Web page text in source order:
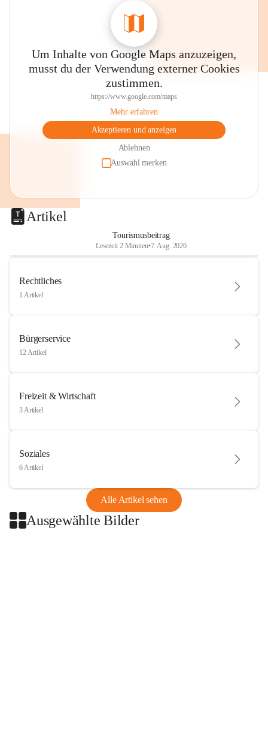
Um Inhalte von Google Maps anzuzeigen,
musst du der Verwendung externer Cookies
zustimmen.
https://www.google.com/maps
Mehr erfahren
Akzeptieren und anzeigen
Ablehnen
Auswahl merken
Artikel
Tourismusbeitrag
Lesezeit 2 Minuten•7. Aug. 2026
Rechtliches
1 Artikel
Bürgerservice
12 Artikel
Freizeit & Wirtschaft
3 Artikel
Soziales
6 Artikel
Alle Artikel sehen
Ausgewählte Bilder